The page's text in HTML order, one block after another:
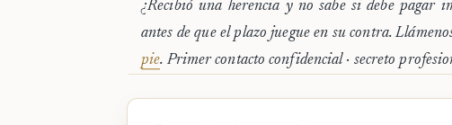
¿Recibió una herencia y no sabe si debe pagar
antes de que el plazo juegue en su contra.
pie. Primer contacto confidencial · secreto